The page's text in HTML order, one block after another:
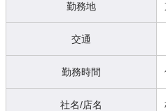
勤務地
交通
勤務時間
社名/店名